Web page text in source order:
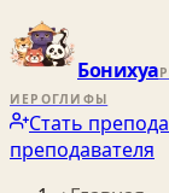
Бонихуа
ИЕРОГЛИФЫ
Стать
преподавателя